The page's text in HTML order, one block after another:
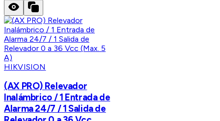
HIKVISION
(AX PRO) Relevador
Inalámbrico / 1 Entrada de
Alarma 24/7 / 1 Salida de